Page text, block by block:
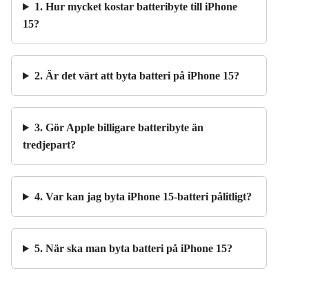
1. Hur mycket kostar batteribyte till iPhone
15?
2. Är det värt att byta batteri på iPhone 15?
3. Gör Apple billigare batteribyte än
tredjepart?
4. Var kan jag byta iPhone 15-batteri pålitligt?
5. När ska man byta batteri på iPhone 15?